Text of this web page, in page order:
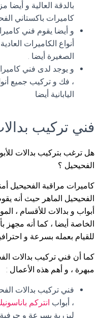
كاميرات باكستاني
و أيضا يقوم فني
أنواع الكاميرات
الصغيرة أيضا .
و يوجد لدى فني
، فك و تركيب جميع
اليابانية أيضا
فني تركيب
هل ترغب بتركيب بدالات
الفحيحيل ؟
كاميرات مراقبة الفحيحيل
الفحيحيل الماهر حيث أنه
أبواب و بدالات للأقسام ،
الخاصة أيضا ، كما أنه مجهز
للقيام بعمله بسرعة و
كما أن فني تركيب بدالات
مبهرة ، و أهم هذه الأعمال :
فني تركيب بدالات
، أبواب انتركم
ليزرية بسرعة و حرفية